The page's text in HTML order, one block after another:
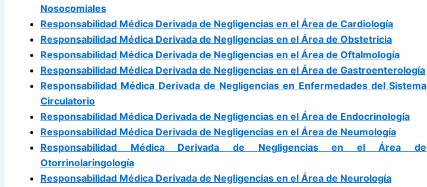
Nosocomiales
Responsabilidad Médica Derivada de Negligencias en el Área de Cardiología
Responsabilidad Médica Derivada de Negligencias en el Área de Obstetricia
Responsabilidad Médica Derivada de Negligencias en el Área de Oftalmología
Responsabilidad Médica Derivada de Negligencias en el Área de Gastroenterología
Responsabilidad Médica Derivada de Negligencias en Enfermedades del Sistema
Circulatorio
Responsabilidad Médica Derivada de Negligencias en el Área de Endocrinología
Responsabilidad Médica Derivada de Negligencias en el Área de Neumología
Responsabilidad Médica Derivada de Negligencias en el Área de
Otorrinolaringología
Responsabilidad Médica Derivada de Negligencias en el Área de Neurología